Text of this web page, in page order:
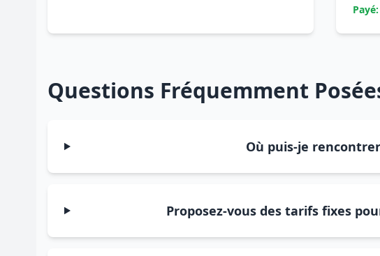
Questions Fréquemment
Où puis-je
Proposez-vous des tarifs fixes